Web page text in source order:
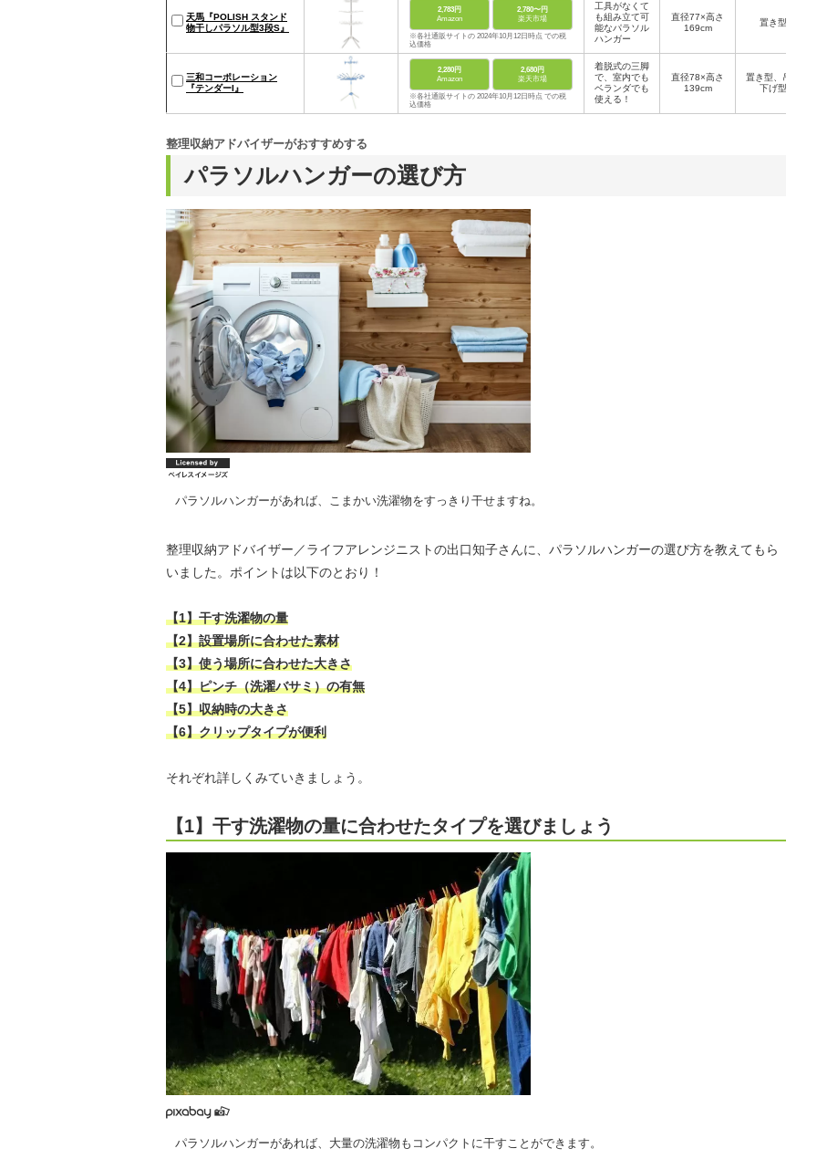
天馬『POLISH スタンド
物干しパラソル型3段S』
2,783円
Amazon
2,780〜円
楽天市場
※各社通販サイトの 2024年10月12日時点 での税
込価格
工具がなくて
も組み立て可
能なパラソル
ハンガー
直径77×高さ
169cm
置き型
三和コーポレーション
『テンダーI』
2,280円
Amazon
2,680円
楽天市場
※各社通販サイトの 2024年10月12日時点 での税
込価格
着脱式の三脚
で、室内でも
ベランダでも
使える！
直径78×高さ
139cm
置き型、吊り
下げ型
パラソルハンガーの選び方
整理収納アドバイザーがおすすめする
パラソルハンガーがあれば、こまかい洗濯物をすっきり干せますね。
整理収納アドバイザー／ライフアレンジニストの出口知子さんに、パラソルハンガーの選び方を教えてもら
いました。ポイントは以下のとおり！
【1】干す洗濯物の量
【2】設置場所に合わせた素材
【3】使う場所に合わせた大きさ
【4】ピンチ（洗濯バサミ）の有無
【5】収納時の大きさ
【6】クリップタイプが便利
それぞれ詳しくみていきましょう。
【1】干す洗濯物の量に合わせたタイプを選びましょう
パラソルハンガーがあれば、大量の洗濯物もコンパクトに干すことができます。